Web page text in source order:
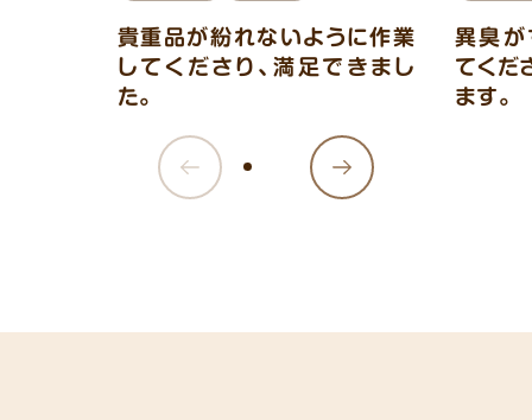
貴重品が紛れないように作業
してくださり、満足できまし
た。
異臭が
てくだ
ます。